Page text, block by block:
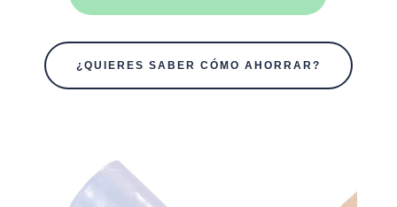
¿QUIERES SABER CÓMO AHORRAR?